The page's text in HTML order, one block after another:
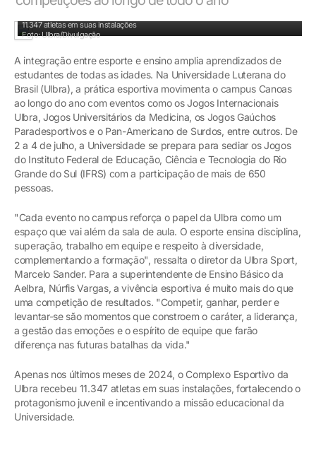
11.347 atletas em suas instalações
Foto: Ulbra/Divulgação
A integração entre esporte e ensino amplia aprendizados de
estudantes de todas as idades. Na Universidade Luterana do
Brasil (Ulbra), a prática esportiva movimenta o campus Canoas
ao longo do ano com eventos como os Jogos Internacionais
Ulbra, Jogos Universitários da Medicina, os Jogos Gaúchos
Paradesportivos e o Pan-Americano de Surdos, entre outros. De
2 a 4 de julho, a Universidade se prepara para sediar os Jogos
do Instituto Federal de Educação, Ciência e Tecnologia do Rio
Grande do Sul (IFRS) com a participação de mais de 650
pessoas.
"Cada evento no campus reforça o papel da Ulbra como um
espaço que vai além da sala de aula. O esporte ensina disciplina,
superação, trabalho em equipe e respeito à diversidade,
complementando a formação", ressalta o diretor da Ulbra Sport,
Marcelo Sander. Para a superintendente de Ensino Básico da
Aelbra, Núrfis Vargas, a vivência esportiva é muito mais do que
uma competição de resultados. "Competir, ganhar, perder e
levantar-se são momentos que constroem o caráter, a liderança,
a gestão das emoções e o espírito de equipe que farão
diferença nas futuras batalhas da vida."
Apenas nos últimos meses de 2024, o Complexo Esportivo da
Ulbra recebeu 11.347 atletas em suas instalações, fortalecendo o
protagonismo juvenil e incentivando a missão educacional da
Universidade.